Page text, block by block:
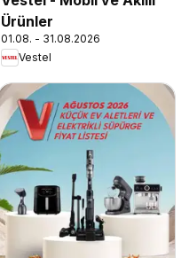
Ürünler
01.08. - 31.08.2026
Vestel